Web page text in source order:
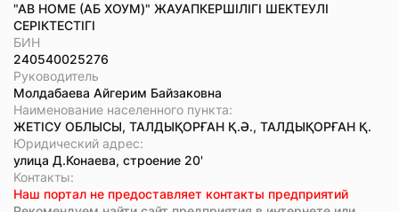
"AB HOME (АБ ХОУМ)" ЖАУАПКЕРШІЛІГІ ШЕКТЕУЛІ
СЕРІКТЕСТІГІ
БИН
240540025276
Руководитель
Молдабаева Айгерим Байзаковна
Наименование населенного пункта:
ЖЕТІСУ ОБЛЫСЫ, ТАЛДЫҚОРҒАН Қ.Ә., ТАЛДЫҚОРҒАН Қ.
Юридический адрес:
улица Д.Конаева, строение 20'
Koнтaкты:
Наш портал не предоставляет контакты предприятий